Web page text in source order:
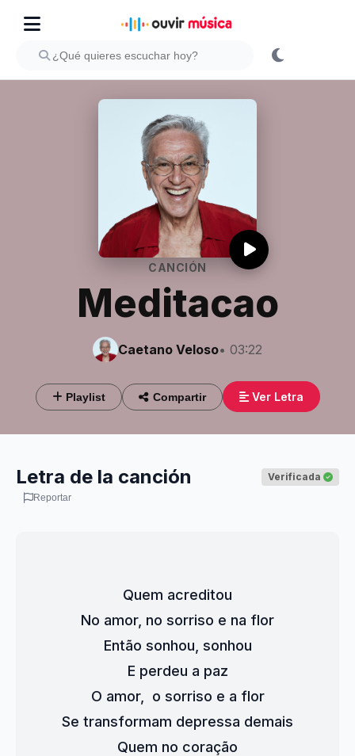
CANCIÓN
Meditacao
Caetano Veloso• 03:22
Playlist Compartir Ver Letra
Letra de la canción Verificada
Reportar
Quem acreditou
No amor, no sorriso e na flor
Então sonhou, sonhou
E perdeu a paz
O amor,  o sorriso e a flor
Se transformam depressa demais
Quem no coração